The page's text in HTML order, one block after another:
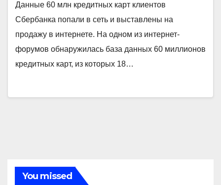
Данные 60 млн кредитных карт клиентов
Сбербанка попали в сеть и выставлены на
продажу в интернете. На одном из интернет-
форумов обнаружилась база данных 60 миллионов
кредитных карт, из которых 18…
You missed